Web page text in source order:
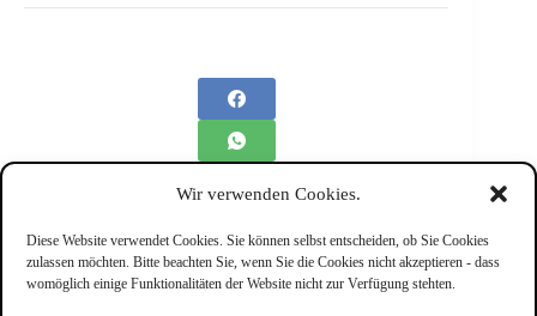
Wir verwenden Cookies.
Diese Website verwendet Cookies. Sie können selbst entscheiden, ob Sie Cookies
zulassen möchten. Bitte beachten Sie, wenn Sie die Cookies nicht akzeptieren - dass
womöglich einige Funktionalitäten der Website nicht zur Verfügung stehten.